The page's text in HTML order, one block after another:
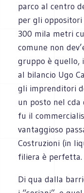
parco al centro
per gli oppositori
300 mila metri
comune non
gruppo è quello,
al bilancio Ugo
gli imprenditori
un posto nel cda
fu il
vantaggioso
Costruzioni (in
filiera è perfetta.
Di qua dalla